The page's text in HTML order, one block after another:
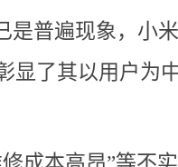
是普遍现象，小
显了其以用户为